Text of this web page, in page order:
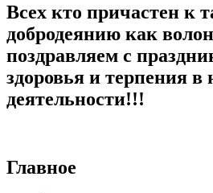
Всех кто причастен к
добродеянию как
поздравляем с
здоровья и терпения в
деятельности!!!
Главное